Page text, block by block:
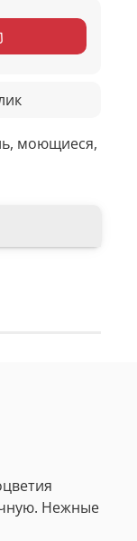
моющиеся,
Нежные